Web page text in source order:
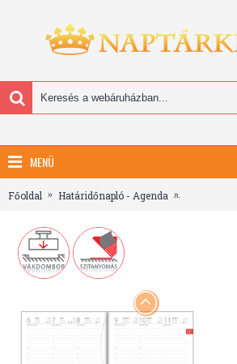
MENÜ
Főoldal Határidőnapló - Agenda